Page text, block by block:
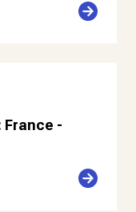
France -